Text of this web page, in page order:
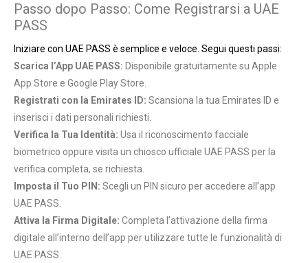
Passo dopo Passo: Come Registrarsi a UAE
PASS
Iniziare con UAE PASS è semplice e veloce. Segui questi passi:
Scarica l’App UAE PASS: Disponibile gratuitamente su Apple
App Store e Google Play Store.
Registrati con la Emirates ID: Scansiona la tua Emirates ID e
inserisci i dati personali richiesti.
Verifica la Tua Identità: Usa il riconoscimento facciale
biometrico oppure visita un chiosco ufficiale UAE PASS per la
verifica completa, se richiesta.
Imposta il Tuo PIN: Scegli un PIN sicuro per accedere all’app
UAE PASS.
Attiva la Firma Digitale: Completa l’attivazione della firma
digitale all’interno dell’app per utilizzare tutte le funzionalità di
UAE PASS.